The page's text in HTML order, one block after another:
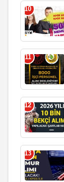
10
11
12
13